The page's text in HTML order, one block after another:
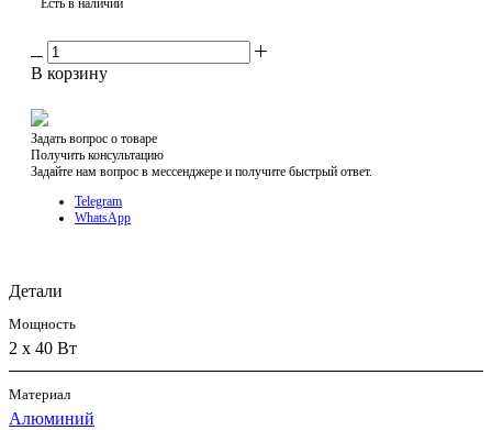
Есть в наличии
В корзину
Задать вопрос о товаре
Получить консультацию
Задайте нам вопрос в мессенджере и получите быстрый ответ.
Telegram
WhatsApp
Детали
Мощность
2 x 40 Вт
Материал
Алюминий